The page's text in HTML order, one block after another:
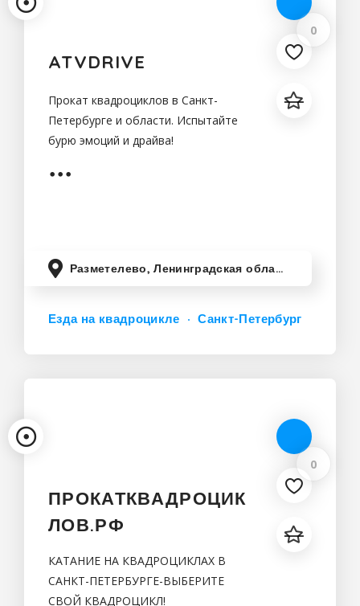
0
ATVDRIVE
Прокат квадроциклов в Санкт-
Петербурге и области. Испытайте
бурю эмоций и драйва!
Разметелево, Ленинградская область, Россия
Езда на квадроцикле Санкт-Петербург
0
ПРОКАТКВАДРОЦИК
ЛОВ.РФ
КАТАНИЕ НА КВАДРОЦИКЛАХ В
САНКТ-ПЕТЕРБУРГЕ-ВЫБЕРИТЕ
СВОЙ КВАДРОЦИКЛ!